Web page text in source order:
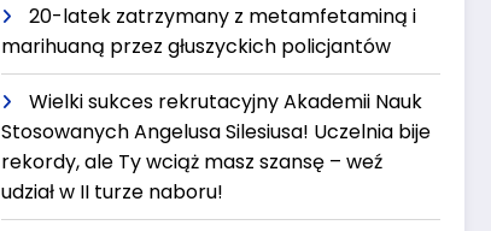
20-latek zatrzymany z metamfetaminą i
marihuaną przez głuszyckich policjantów
Wielki sukces rekrutacyjny Akademii Nauk
Stosowanych Angelusa Silesiusa! Uczelnia bije
rekordy, ale Ty wciąż masz szansę – weź
udział w II turze naboru!